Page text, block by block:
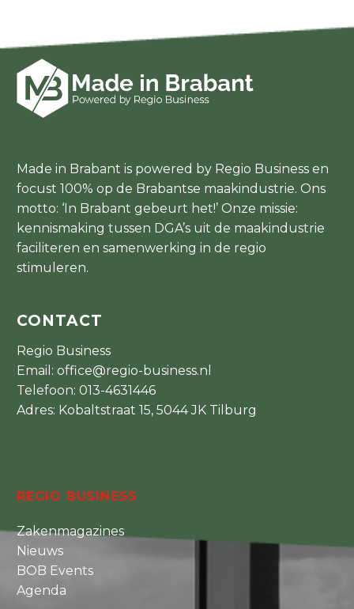
Made in Brabant is powered by Regio Business en
focust 100% op de Brabantse maakindustrie. Ons
motto: ‘In Brabant gebeurt het!’ Onze missie:
kennismaking tussen DGA’s uit de maakindustrie
faciliteren en samenwerking in de regio
stimuleren.
CONTACT
Regio Business
Email: office@regio-business.nl
Telefoon: 013-4631446
Adres: Kobaltstraat 15, 5044 JK Tilburg
REGIO BUSINESS
Zakenmagazines
Nieuws
BOB Events
Agenda